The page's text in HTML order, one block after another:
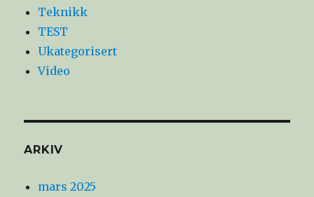
Teknikk
TEST
Ukategorisert
Video
ARKIV
mars 2025